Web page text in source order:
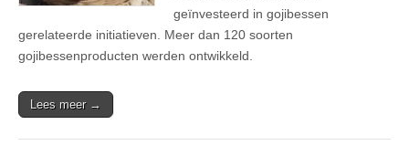
geïnvesteerd in gojibessen
gerelateerde initiatieven. Meer dan 120 soorten
gojibessenproducten werden ontwikkeld.
Lees meer →